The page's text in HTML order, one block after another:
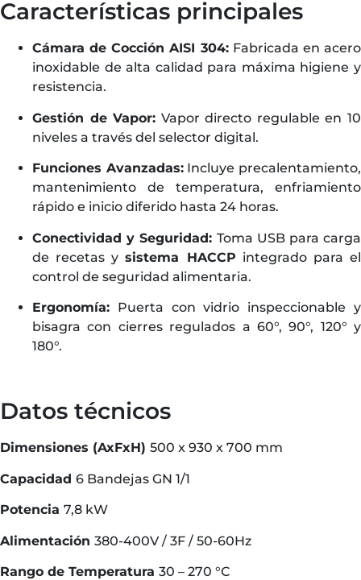
Características principales
Cámara de Cocción AISI 304:Fabricada en acero
inoxidable de alta calidad para máxima higiene y
resistencia.
Gestión de Vapor: Vapor directo regulable en 10
niveles a través del selector digital.
Funciones Avanzadas:Incluye precalentamiento,
mantenimiento de temperatura, enfriamiento
rápido e inicio diferido hasta 24 horas.
Conectividad y Seguridad: Toma USB para carga
de recetas ysistema HACCP integrado para el
control de seguridad alimentaria.
Ergonomía: Puerta con vidrio inspeccionable y
bisagra con cierres regulados a 60°, 90°, 120° y
180°.
Datos técnicos
Dimensiones (AxFxH) 500 x 930 x 700 mm
Capacidad 6 Bandejas GN 1/1
Potencia 7,8 kW
Alimentación 380-400V / 3F / 50-60Hz
Rango de Temperatura 30 – 270 °C